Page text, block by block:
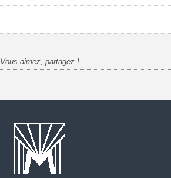
Vous aimez, partagez !